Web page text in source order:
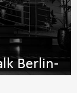
Berlin-